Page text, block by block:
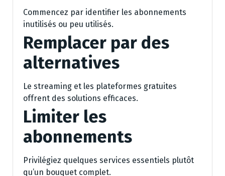
Commencez par identifier les abonnements
inutilisés ou peu utilisés.
Remplacer par des
alternatives
Le streaming et les plateformes gratuites
offrent des solutions efficaces.
Limiter les
abonnements
Privilégiez quelques services essentiels plutôt
qu’un bouquet complet.